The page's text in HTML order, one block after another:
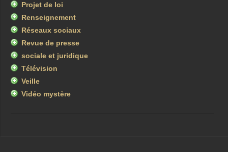
Projet de loi
Renseignement
Réseaux sociaux
Revue de presse
sociale et juridique
Télévision
Veille
Vidéo mystère